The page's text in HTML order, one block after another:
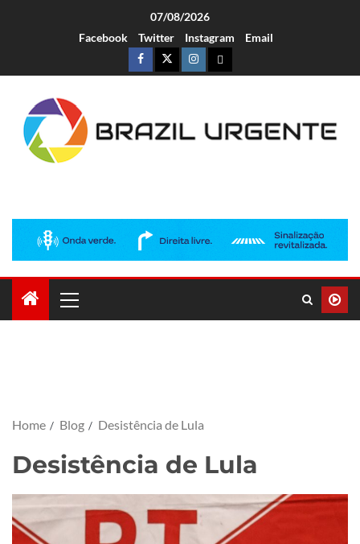
07/08/2026
Facebook
Twitter Instagram Email
Home Blog Desistência de Lula
Desistência de Lula